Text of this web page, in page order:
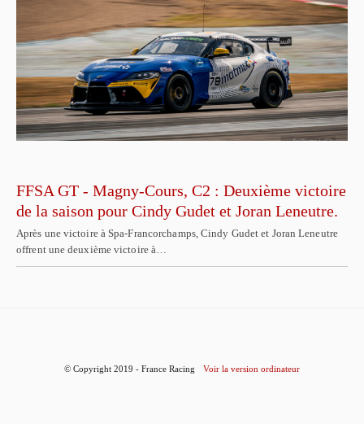
FFSA GT - Magny-Cours, C2 : Deuxième victoire
de la saison pour Cindy Gudet et Joran Leneutre.
Après une victoire à Spa-Francorchamps, Cindy Gudet et Joran Leneutre
offrent une deuxième victoire à…
© Copyright 2019 - France Racing Voir la version ordinateur